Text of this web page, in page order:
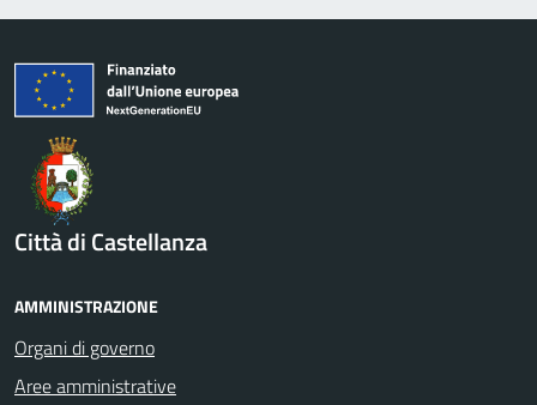
Città di Castellanza
AMMINISTRAZIONE
Organi di governo
Aree amministrative